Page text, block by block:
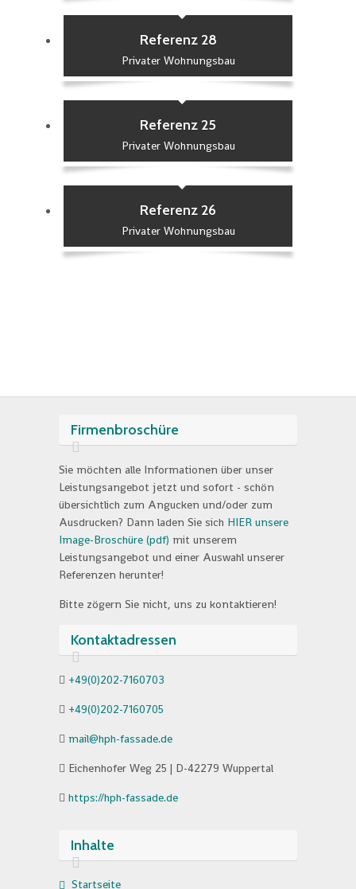
Referenz 28
Privater Wohnungsbau
Referenz 25
Privater Wohnungsbau
Referenz 26
Privater Wohnungsbau
Firmenbroschüre
Sie möchten alle Informationen über unser
Leistungsangebot jetzt und sofort - schön
übersichtlich zum Angucken und/oder zum
Ausdrucken? Dann laden Sie sich HIER unsere
Image-Broschüre (pdf) mit unserem
Leistungsangebot und einer Auswahl unserer
Referenzen herunter!
Bitte zögern Sie nicht, uns zu kontaktieren!
Kontaktadressen
+49(0)202-7160703
+49(0)202-7160705
mail@hph-fassade.de
Eichenhofer Weg 25 | D-42279 Wuppertal
https://hph-fassade.de
Inhalte
Startseite